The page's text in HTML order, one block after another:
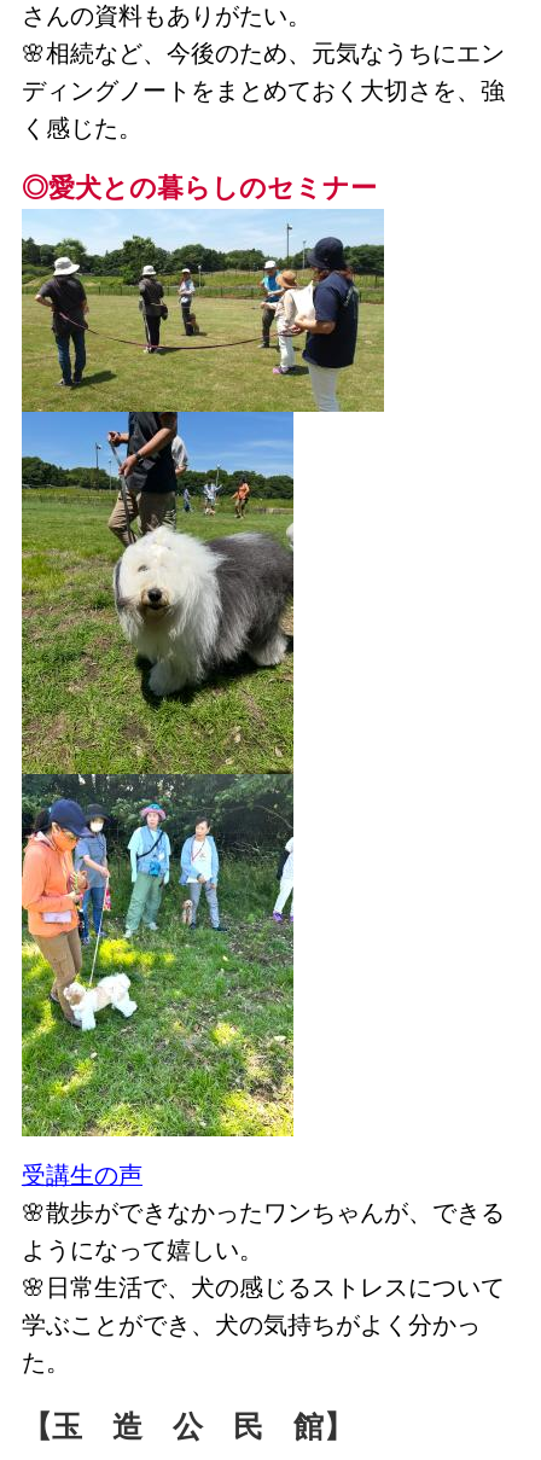
さんの資料もありがたい。
🌸相続など、今後のため、元気なうちにエン
ディングノートをまとめておく大切さを、強
く感じた。
◎愛犬との暮らしのセミナー
受講生の声
🌸散歩ができなかったワンちゃんが、できる
ようになって嬉しい。
🌸日常生活で、犬の感じるストレスについて
学ぶことができ、犬の気持ちがよく分かっ
た。
【玉 造 公 民 館】